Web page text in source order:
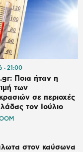
21:00
Ποια ήταν η
των
σε περιοχές
τον Ιούλιο
στον καύσωνα